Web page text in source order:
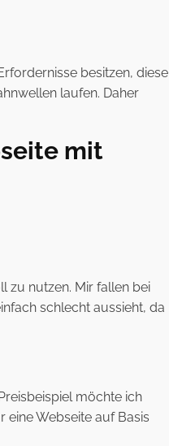
besitzen, diese
laufen. Daher
mit
zu nutzen. Mir fallen bei
schlecht aussieht, da
möchte ich
eine Webseite auf Basis